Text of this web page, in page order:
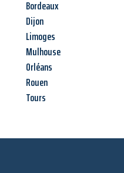
Bordeaux
Dijon
Limoges
Mulhouse
Orléans
Rouen
Tours